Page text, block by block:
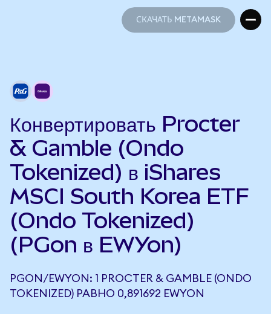
СКАЧАТЬ METAMASK
Конвертировать Procter
& Gamble (Ondo
Tokenized) в iShares
MSCI South Korea ETF
(Ondo Tokenized)
(PGon в EWYon)
PGON/EWYON: 1 PROCTER & GAMBLE (ONDO
TOKENIZED) РАВНО 0,891692 EWYON